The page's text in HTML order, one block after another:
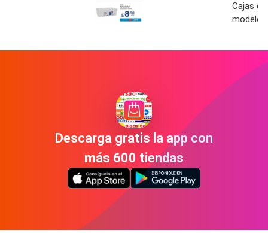
Cajas
Descarga gratis la app con
más 600 tiendas